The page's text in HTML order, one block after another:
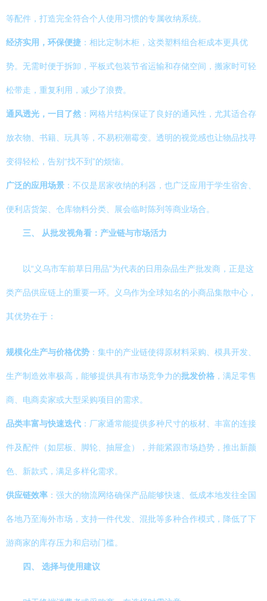
等配件，打造完全符合个人使用习惯的专属收纳系统。
经济实用，环保便捷 ：相比定制木柜，这类塑料组合柜成本更具优
势。无需时便于拆卸，平板式包装节省运输和存储空间，搬家时可轻
松带走，重复利用，减少了浪费。
通风透光，一目了然 ：网格片结构保证了良好的通风性，尤其适合存
放衣物、书籍、玩具等，不易积潮霉变。透明的视觉感也让物品找寻
变得轻松，告别“找不到”的烦恼。
广泛的应用场景 ：不仅是居家收纳的利器，也广泛应用于学生宿舍、
便利店货架、仓库物料分类、展会临时陈列等商业场合。
三、 从批发视角看：产业链与市场活力
以“义乌市车前草日用品”为代表的日用杂品生产批发商，正是这
类产品供应链上的重要一环。义乌作为全球知名的小商品集散中心，
其优势在于：
规模化生产与价格优势 ：集中的产业链使得原材料采购、模具开发、
生产制造效率极高，能够提供具有市场竞争力的批发价格 ，满足零售
商、电商卖家或大型采购项目的需求。
品类丰富与快速迭代 ：厂家通常能提供多种尺寸的板材、丰富的连接
件及配件（如层板、脚轮、抽屉盒），并能紧跟市场趋势，推出新颜
色、新款式，满足多样化需求。
供应链效率 ：强大的物流网络确保产品能够快速、低成本地发往全国
各地乃至海外市场，支持一件代发、混批等多种合作模式，降低了下
游商家的库存压力和启动门槛。
四、 选择与使用建议